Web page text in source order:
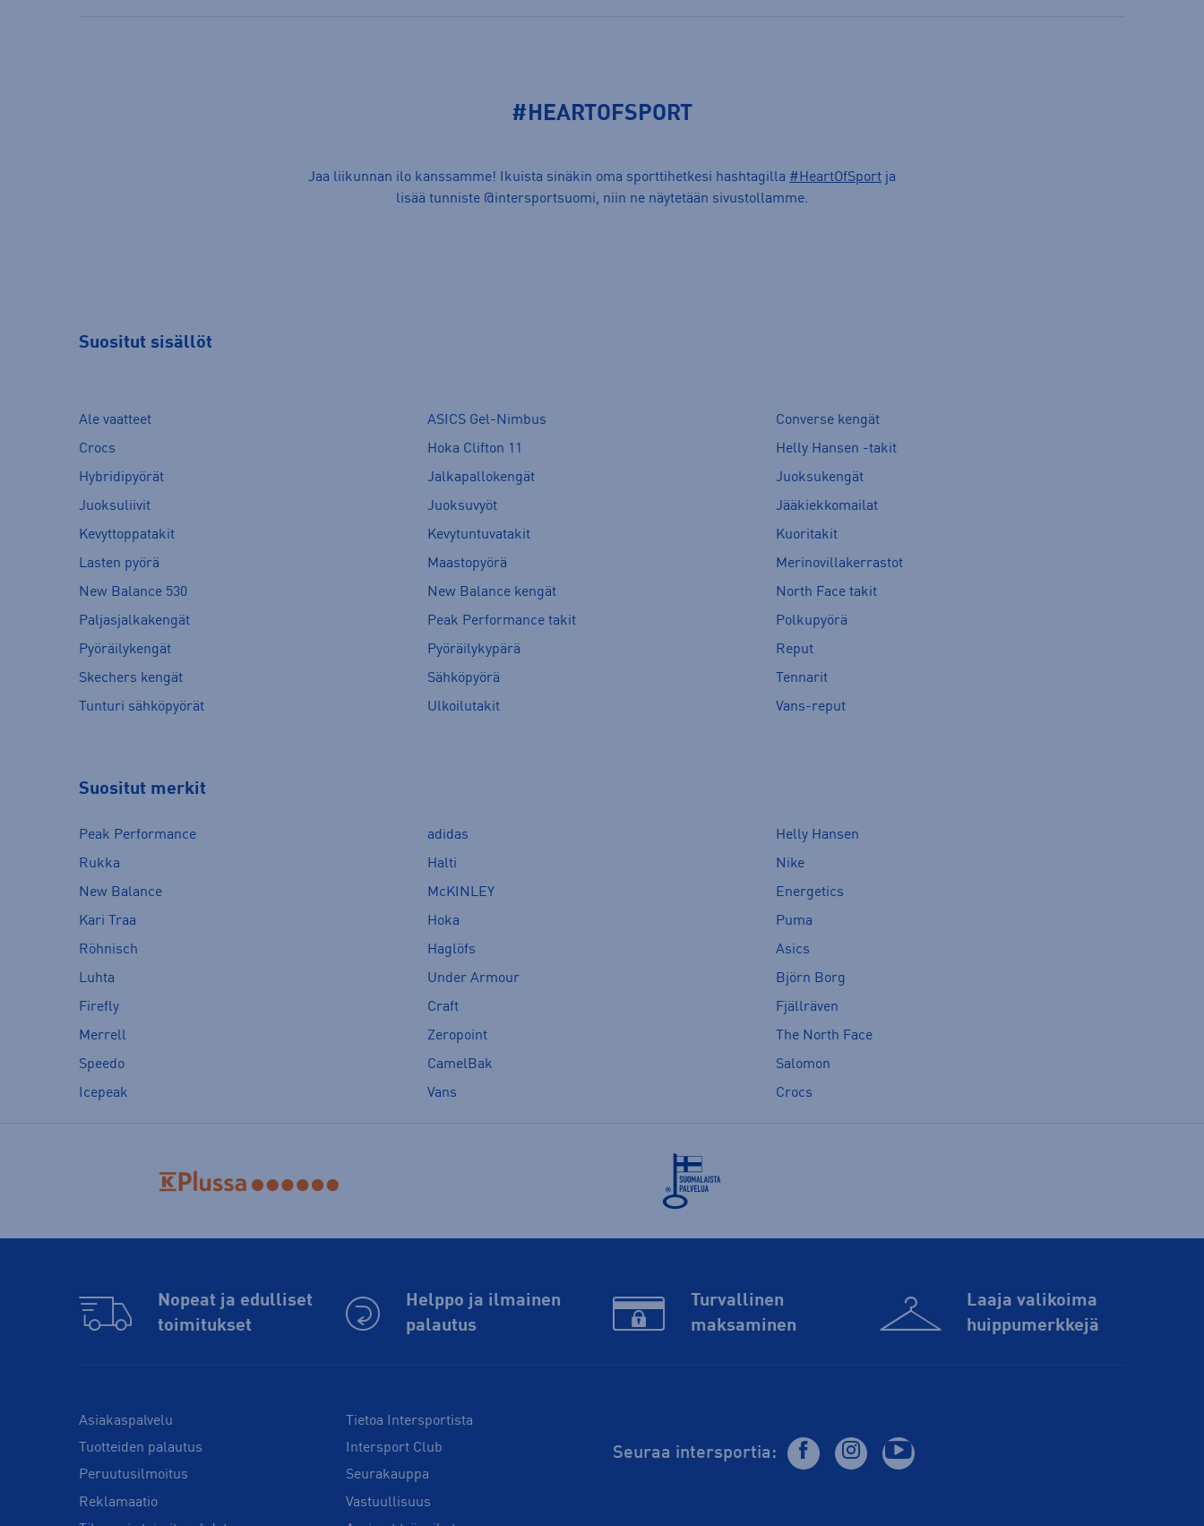
#HEARTOFSPORT
Jaa liikunnan ilo kanssamme! Ikuista sinäkin oma sporttihetkesi hashtagilla #HeartOfSport ja
lisää tunniste @intersportsuomi, niin ne näytetään sivustollamme.
Suositut sisällöt
Ale vaatteet ASICS Gel-Nimbus
Converse kengät
Crocs
Hoka Clifton 11
Helly Hansen -takit
Hybridipyörät
Jalkapallokengät
Juoksukengät
Juoksuliivit
Juoksuvyöt
Jääkiekkomailat
Kevyttoppatakit
Kevytuntuvatakit
Kuoritakit
Lasten pyörä
Maastopyörä
Merinovillakerrastot
New Balance 530
New Balance kengät
North Face takit
Paljasjalkakengät
Peak Performance takit
Polkupyörä
Pyöräilykengät
Pyöräilykypärä
Reput
Skechers kengät
Sähköpyörä
Tennarit
Tunturi sähköpyörät
Ulkoilutakit Vans-reput
Suositut merkit
Peak Performance adidas
Helly Hansen
Rukka
Halti
Nike
New Balance
McKINLEY
Energetics
Kari Traa
Hoka
Puma
Röhnisch
Haglöfs
Asics
Luhta
Under Armour
Björn Borg
Firefly
Craft
Fjällräven
Merrell
Zeropoint
The North Face
Speedo
CamelBak
Salomon
Icepeak
Vans Crocs
Nopeat ja edulliset
toimitukset
Helppo ja ilmainen
palautus
Turvallinen
maksaminen
Laaja valikoima
huippu­merkkejä
Asiakaspalvelu
Tuotteiden palautus
Peruutusilmoitus
Reklamaatio
Tietoa Intersportista
Intersport Club
Seurakauppa
Vastuullisuus
Seuraa intersportia: